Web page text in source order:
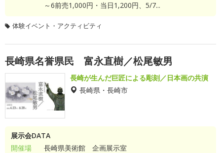
～6前売1,000円・当日1,200円、5/7...
体験イベント・アクティビティ
長崎県名誉県民 富永直樹／松尾敏男
長崎が生んだ巨匠による彫刻／日本画の共演
長崎県・長崎市
展示会DATA
開催場
長崎県美術館 企画展示室